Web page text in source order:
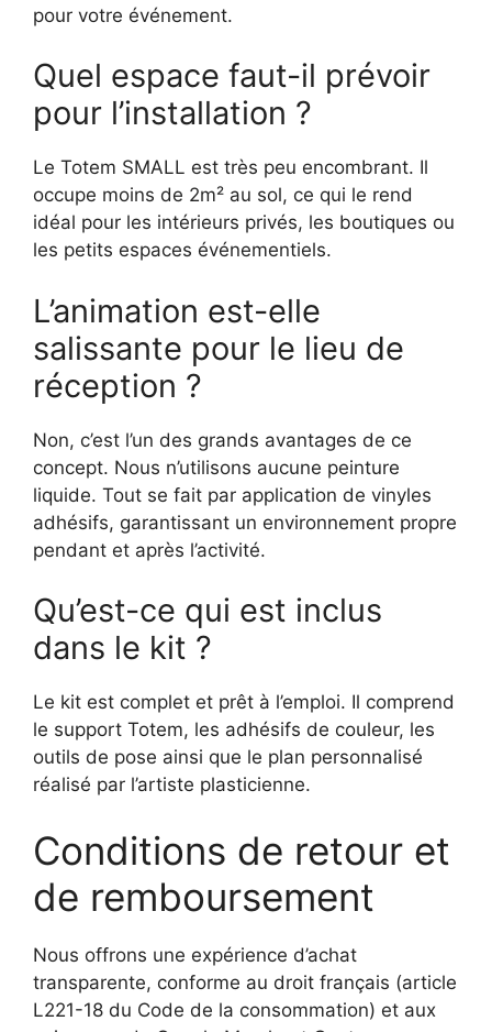
pour votre événement.
Quel espace faut-il prévoir
pour l’installation ?
Le Totem SMALL est très peu encombrant. Il
occupe moins de 2m² au sol, ce qui le rend
idéal pour les intérieurs privés, les boutiques ou
les petits espaces événementiels.
L’animation est-elle
salissante pour le lieu de
réception ?
Non, c’est l’un des grands avantages de ce
concept. Nous n’utilisons aucune peinture
liquide. Tout se fait par application de vinyles
adhésifs, garantissant un environnement propre
pendant et après l’activité.
Qu’est-ce qui est inclus
dans le kit ?
Le kit est complet et prêt à l’emploi. Il comprend
le support Totem, les adhésifs de couleur, les
outils de pose ainsi que le plan personnalisé
réalisé par l’artiste plasticienne.
Conditions de retour et
de remboursement
Nous offrons une expérience d’achat
transparente, conforme au droit français (article
L221-18 du Code de la consommation) et aux